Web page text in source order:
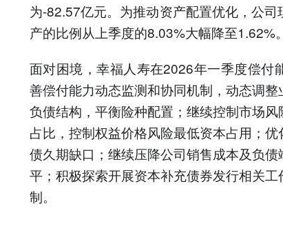
为-82.57亿元。为推动资产配置优化，公
产的比例从上季度的8.03%大幅降至1.62%。
面对困境，幸福人寿在2026年一季度偿付
善偿付能力动态监测和协同机制，动态调
负债结构，平衡险种配置；继续控制市场
占比，控制权益价格风险最低资本占用；
债久期缺口；继续压降公司销售成本及负
平；积极探索开展资本补充债券发行相关
制。